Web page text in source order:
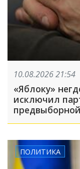
10.08.2026 21:54
«Яблоку»
исключил
ПОЛИТИКА